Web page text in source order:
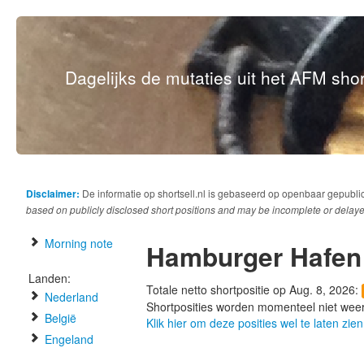
Dagelijks de mutaties uit het AFM
Disclaimer: De informatie op shortsell.nl is gebaseerd op openbaar
based on publicly disclosed short positions and may be incomplete or
Morning note
Landen:
Nederland
België
Engeland
Hamburger
Totale netto shortpositie op Aug. 8, 2026:
Shortposities worden momenteel niet
Klik hier om deze posities wel te laten zien